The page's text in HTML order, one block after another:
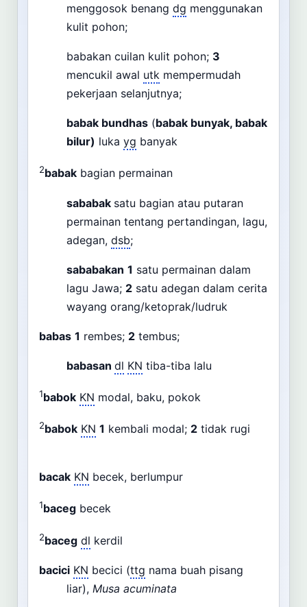
menggosok benang dg menggunakan
kulit pohon;
babakan cuilan kulit pohon; 3
mencukil awal utk mempermudah
pekerjaan selanjutnya;
babak bundhas (babak bunyak, babak
bilur) luka yg banyak
2babak bagian permainan
sababak satu bagian atau putaran
permainan tentang pertandingan, lagu,
adegan, dsb;
sababakan 1 satu permainan dalam
lagu Jawa; 2 satu adegan dalam cerita
wayang orang/ketoprak/ludruk
babas 1 rembes; 2 tembus;
babasan dl KN tiba-tiba lalu
1babok KN modal, baku, pokok
2babok KN 1 kembali modal; 2 tidak rugi
bacak KN becek, berlumpur
1baceg becek
2baceg dl kerdil
bacici KN becici (ttg nama buah pisang
liar), Musa acuminata